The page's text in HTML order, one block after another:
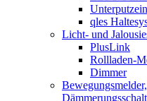
qles
Licht- und
PlusLink
Rollladen-
Dimmer